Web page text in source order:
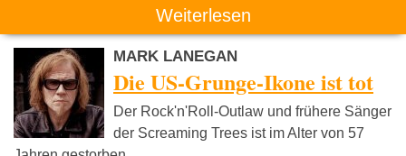
Weiterlesen
MARK LANEGAN
Die US-Grunge-Ikone ist tot
Der Rock'n'Roll-Outlaw und frühere Sänger
der Screaming Trees ist im Alter von 57